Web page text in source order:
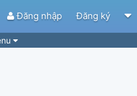
Đăng nhập Đăng ký